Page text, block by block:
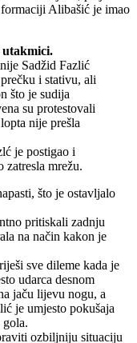
Alibašić je imao
utakmici.
Sadžid Fazlić
i stativu, ali
što je sudija
su protestovali
nije prešla
je postigao i
zatresla mrežu.
što je ostavljalo
pritiskali zadnju
na način kakon je
sve dileme kada je
udarca desnom
jaču lijevu nogu, a
je umjesto pokušaja
gola.
ozbiljniju situaciju